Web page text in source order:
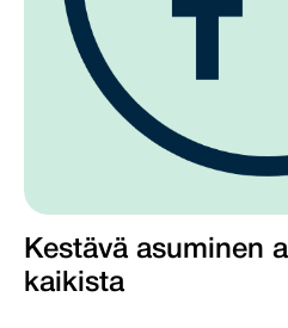
Kestävä asuminen
kaikista